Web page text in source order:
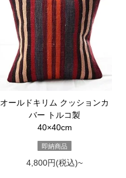
オールドキリム クッションカ
バー トルコ製
40×40cm
即納商品
4,800円(税込)~